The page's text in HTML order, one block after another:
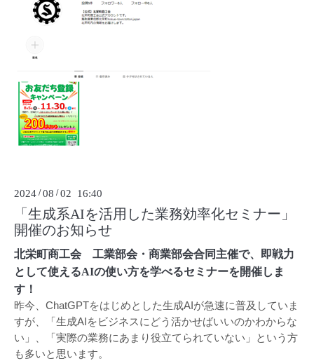
2024 /08 /02 16:40
「生成系AIを活用した業務効率化セミナー」
開催のお知らせ
北栄町商工会 工業部会・商業部会合同主催で、即戦力
として使えるAIの使い方を学べるセミナーを開催しま
す！
昨今、 ChatGPTをはじめとした生成AIが急速に普及していま
すが、「生成AIをビジネスにどう活かせばいいのかわからな
い」、「実際の業務にあまり役立てられていない」という方
も多いと思います。